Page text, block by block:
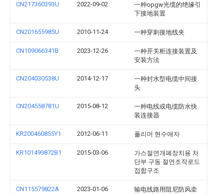
CN217360393U 2022-09-02
一种opgw光缆的绝缘引
下接地装置
CN201655985U 2010-11-24 一种穿刺接地线夹
CN109066341B 2023-12-26
一种开关柜连接装置及
安装方法
CN204030538U 2014-12-17
一种封水型电缆中间接
头
CN204558781U 2015-08-12
一种电线或电缆防水快
装连接器
KR200460855Y1 2012-06-11 폴리머 현수애자
KR101499872B1 2015-03-06
가스절연개폐장치용 차
단부 구동 절연조작로드
접합구조
CN115579822A 2023-01-06
输电线路用阻尼防风牵